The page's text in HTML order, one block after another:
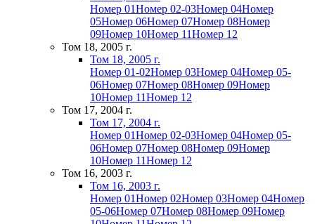
Номер 01Номер 02-03Номер 04Номер
05Номер 06Номер 07Номер 08Номер
09Номер 10Номер 11Номер 12
Том 18, 2005 г.
Том 18, 2005 г.
Номер 01-02Номер 03Номер 04Номер 05-
06Номер 07Номер 08Номер 09Номер
10Номер 11Номер 12
Том 17, 2004 г.
Том 17, 2004 г.
Номер 01Номер 02-03Номер 04Номер 05-
06Номер 07Номер 08Номер 09Номер
10Номер 11Номер 12
Том 16, 2003 г.
Том 16, 2003 г.
Номер 01Номер 02Номер 03Номер 04Номер
05-06Номер 07Номер 08Номер 09Номер